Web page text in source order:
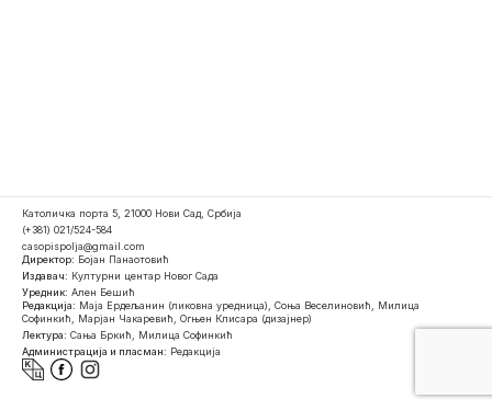
Католичка порта 5, 21000 Нови Сад, Србија
(+381) 021/524-584
casopispolja@gmail.com
Директор: Бојан Панаотовић
Издавач: Културни центар Новог Сада
Уредник: Ален Бешић
Редакција: Маја Ердељанин (ликовна уредница), Соња Веселиновић, Милица
Софинкић, Марјан Чакаревић, Огњен Клисара (дизајнер)
Лектура: Сања Бркић, Милица Софинкић
Администрација и пласман: Редакција